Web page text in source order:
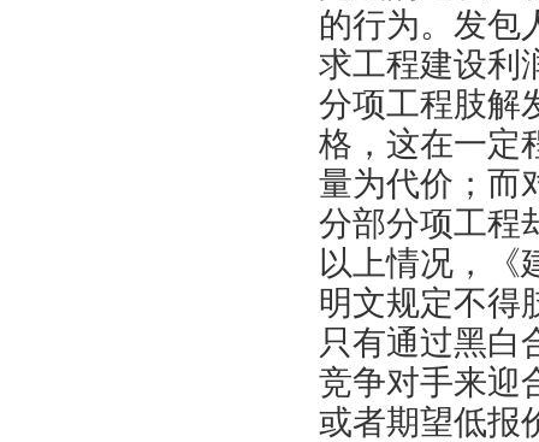
的行为。发包
求工程建设利
分项工程肢解
格，这在一定
量为代价；而
分部分项工程
以上情况，《
明文规定不得
只有通过黑白
竞争对手来迎
或者期望低报